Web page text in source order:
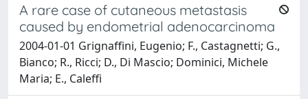
A rare case of cutaneous metastasis
caused by endometrial adenocarcinoma
2004-01-01 Grignaffini, Eugenio; F., Castagnetti; G.,
Bianco; R., Ricci; D., Di Mascio; Dominici, Michele
Maria; E., Caleffi